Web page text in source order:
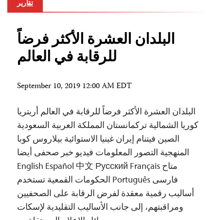
تقارير
البلدان العشرة الأكثر فرضاً
للرقابة في العالم
September 10, 2019 12:00 AM EDT
البلدان العشرة الأكثر فرضاً للرقابة في العالم أريتريا
كوريا الشمالية تركمانستان المملكة العربية السعودية
الصين فيتنام إيران غينيا الاستوائية بيلاروس كوبا
المنهجية التصور المعلومات فيديو خبر صحفى أيضا
متاح English Español 中文 Русский Français
فارسی Português الحكومات القمعية تستخدم
أساليب رقمية معقدة لفرض الرقابة على الصحفيين
ومراقبتهم، إلى جانب الأساليب التقليدية لإسكات